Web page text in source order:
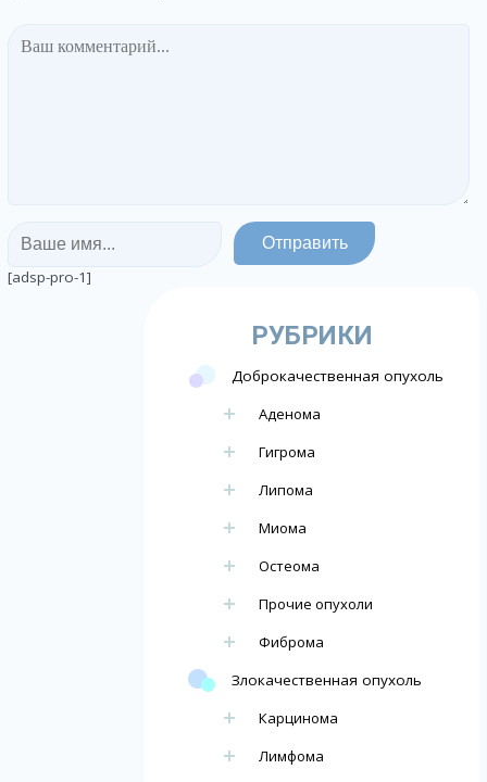
[adsp-pro-1]
РУБРИКИ
Доброкачественная опухоль
Аденома
Гигрома
Липома
Миома
Остеома
Прочие опухоли
Фиброма
Злокачественная опухоль
Карцинома
Лимфома